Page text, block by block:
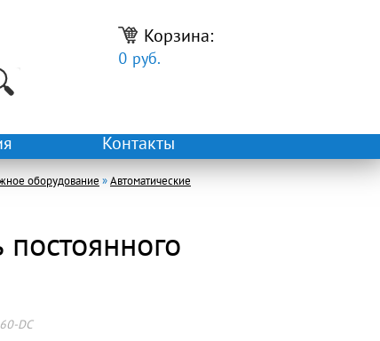
Корзина:
0 руб.
Контакты
оборудование » Автоматические
DC